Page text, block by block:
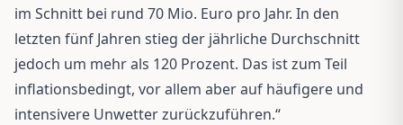
im Schnitt bei rund 70 Mio. Euro pro Jahr. In den
letzten fünf Jahren stieg der jährliche Durchschnitt
jedoch um mehr als 120 Prozent. Das ist zum Teil
inflationsbedingt, vor allem aber auf häufigere und
intensivere Unwetter zurückzuführen.“